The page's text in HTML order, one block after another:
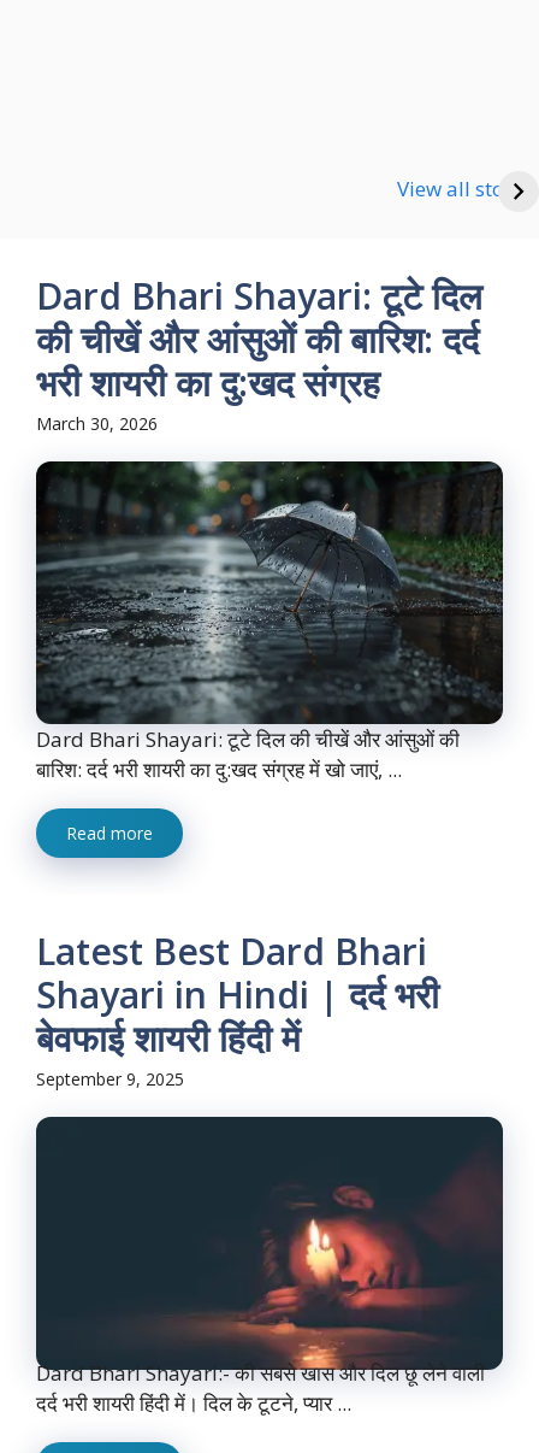
View all stories
Good Night Shayari
Dard Bhari Shayari: टूटे दिल
की चीखें और आंसुओं की बारिश: दर्द
भरी शायरी का दु:खद संग्रह
March 30, 2026
Dard Bhari Shayari: टूटे दिल की चीखें और आंसुओं की
बारिश: दर्द भरी शायरी का दु:खद संग्रह में खो जाएं, ...
Read more
Latest Best Dard Bhari
Shayari in Hindi | दर्द भरी
बेवफाई शायरी हिंदी में
September 9, 2025
Dard Bhari Shayari:- की सबसे खास और दिल छू लेने वाली
दर्द भरी शायरी हिंदी में। दिल के टूटने, प्यार ...